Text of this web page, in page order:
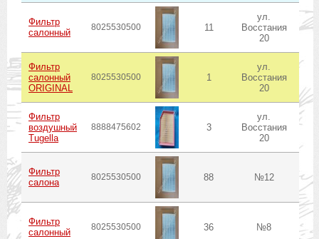
Фильтр
салонный
8025530500 11
ул.
Восстания
20
Фильтр
салонный
ORIGINAL
8025530500 1
ул.
Восстания
20
Фильтр
воздушный
Tugella
8888475602 3
ул.
Восстания
20
Фильтр
салона
8025530500 88 №12
Фильтр
салонный
8025530500 36 №8